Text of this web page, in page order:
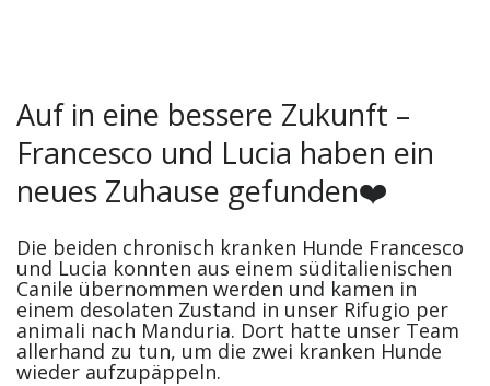
Auf in eine bessere Zukunft –
Francesco und Lucia haben ein
neues Zuhause gefunden❤️
Die beiden chronisch kranken Hunde Francesco
und Lucia konnten aus einem süditalienischen
Canile übernommen werden und kamen in
einem desolaten Zustand in unser Rifugio per
animali nach Manduria. Dort hatte unser Team
allerhand zu tun, um die zwei kranken Hunde
wieder aufzupäppeln.